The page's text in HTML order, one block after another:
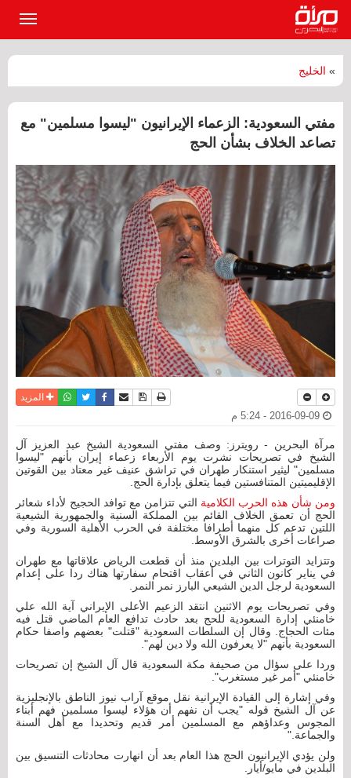
» الخليج
مفتي السعودية: الزعماء الإيرانيون "ليسوا مسلمين" مع
تصاعد الخلاف بشأن الحج
نسخة للطباعة
حفظ الموضوع
أرسل الى صديق
فيسبوكتويترواتسابالمزيد
مرآة البحرين - رويترز: وصف مفتي السعودية الشيخ عبد العزيز آل
الشيخ في تصريحات نشرت يوم الأربعاء زعماء إيران بأنهم "ليسوا
مسلمين" ليثير استنكار طهران في تراشق عنيف غير معتاد بين القوتين
الإقليميتين المتنافستين فيما يتعلق بإدارة الحج.
ومن شأن هذه الحرب الكلامية التي تتزامن مع توافد الحجيج لأداء شعائر
الحج أن تعمق الخلاف القائم بين المملكة السنية والجمهورية الشيعية
اللتين تدعم كل منهما أطرافا مختلفة في الحرب الأهلية السورية وفي
صراعات أخرى بالشرق الأوسط.
وتتزايد التوترات بين البلدين منذ أن قطعت الرياض علاقاتها مع طهران
في يناير كانون الثاني في أعقاب اقتحام سفارتها هناك ردا على إعدام
السعودية لرجل الدين الشيعي البارز نمر النمر.
وفي تصريحات يوم الاثنين انتقد الزعيم الأعلى الإيراني آية الله علي
خامنئي إدارة السعودية للحج بعد حادث تدافع العام الماضي قتل فيه
مئات الحجاج. وقال إن السلطات السعودية "قتلت" بعضهم واصفا حكام
السعودية بأنهم "لا يعرفون الله ولا دين لهم".
وردا على سؤال من صحيفة مكة السعودية قال آل الشيخ إن تصريحات
خامنئي "أمر غير مستغرب".
وفي إشارة إلى القيادة الإيرانية نقل موقع آراب نيوز الناطق بالإنجليزية
عن آل الشيخ قوله "يجب أن نفهم أن هؤلاء ليسوا مسلمين فهم أبناء
المجوس وعداؤهم مع المسلمين أمر قديم وتحديدا مع أهل السنة
والجماعة."
ولن يؤدي الإيرانيون الحج هذا العام بعد أن انهارت محادثات التنسيق بين
البلدين في مايو/أيار.